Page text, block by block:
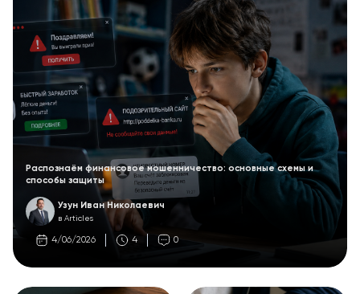
Распознаём финансовое мошенничество: основные схемы и
способы защиты
Узун Иван Николаевич
в Articles
4/06/2026 4 0